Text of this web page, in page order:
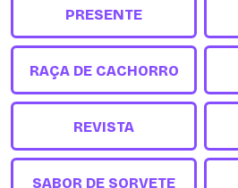
PRESENTE
RAÇA DE CACHORRO
REVISTA
SABOR DE SORVETE